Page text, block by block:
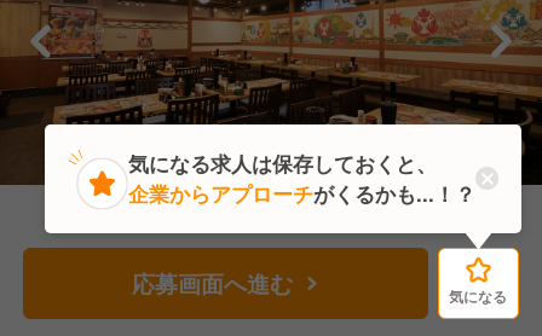
応募画面へ進む 気になる
気になる
気になる求人は保存しておくと、
企業からアプローチがくるかも...！？